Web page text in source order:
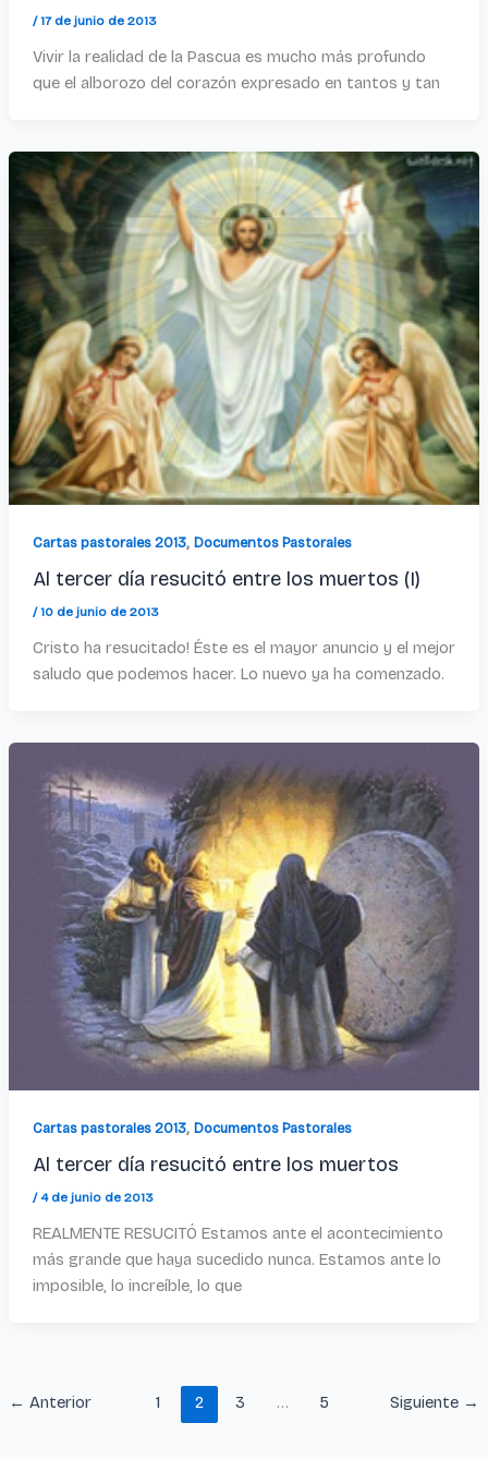
/17 de junio de 2013
Vivir la realidad de la Pascua es mucho más profundo
que el alborozo del corazón expresado en tantos y tan
Cartas pastorales 2013, Documentos Pastorales
Al tercer día resucitó entre los muertos (I)
/10 de junio de 2013
Cristo ha resucitado! Éste es el mayor anuncio y el mejor
saludo que podemos hacer. Lo nuevo ya ha comenzado.
Cartas pastorales 2013, Documentos Pastorales
Al tercer día resucitó entre los muertos
/4 de junio de 2013
REALMENTE RESUCITÓ Estamos ante el acontecimiento
más grande que haya sucedido nunca. Estamos ante lo
imposible, lo increíble, lo que
← Anterior 1 2 3 … 5 Siguiente →